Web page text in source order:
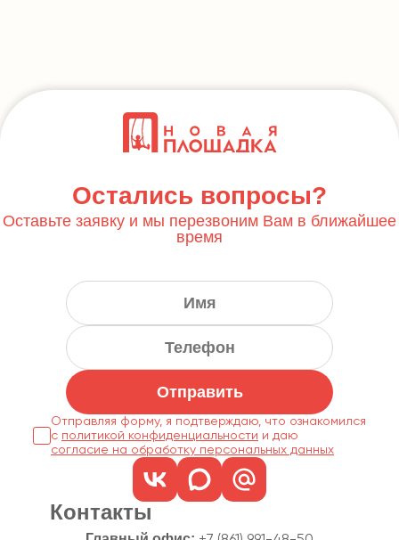
Остались вопросы?
Оставьте заявку и мы перезвоним Вам в ближайшее
время
Отправить
Отправляя форму, я подтверждаю, что ознакомился
с политикой конфиденциальности
согласие на обработку персональных данных
Контакты